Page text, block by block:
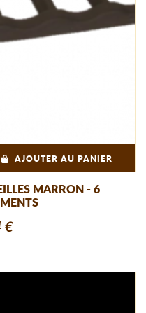
AJOUTER AU PANIER
MARRON - 6
€